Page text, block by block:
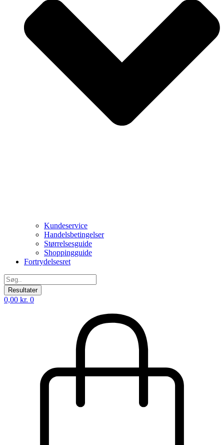
Kundeservice
Handelsbetingelser
Størrelsesguide
Shoppingguide
Fortrydelsesret
Search
...Resultater
0,00 kr. 0